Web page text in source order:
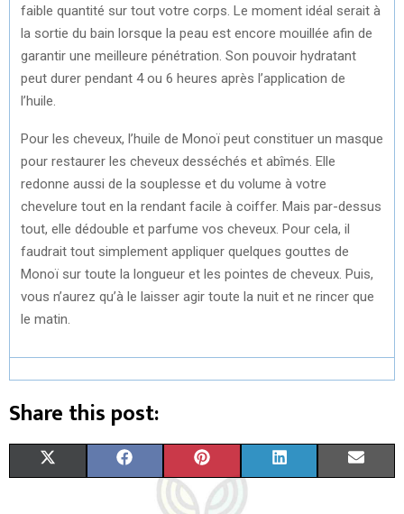
faible quantité sur tout votre corps. Le moment idéal serait à
la sortie du bain lorsque la peau est encore mouillée afin de
garantir une meilleure pénétration. Son pouvoir hydratant
peut durer pendant 4 ou 6 heures après l’application de
l’huile.
Pour les cheveux, l’huile de Monoï peut constituer un masque
pour restaurer les cheveux desséchés et abîmés. Elle
redonne aussi de la souplesse et du volume à votre
chevelure tout en la rendant facile à coiffer. Mais par-dessus
tout, elle dédouble et parfume vos cheveux. Pour cela, il
faudrait tout simplement appliquer quelques gouttes de
Monoï sur toute la longueur et les pointes de cheveux. Puis,
vous n’aurez qu’à le laisser agir toute la nuit et ne rincer que
le matin.
Share this post:
H
I